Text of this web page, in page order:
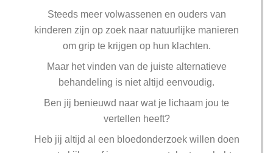
Steeds meer volwassenen en ouders van
kinderen zijn op zoek naar natuurlijke manieren
om grip te krijgen op hun klachten.
Maar het vinden van de juiste alternatieve
behandeling is niet altijd eenvoudig.
Ben jij benieuwd naar wat je lichaam jou te
vertellen heeft?
Heb jij altijd al een bloedonderzoek willen doen